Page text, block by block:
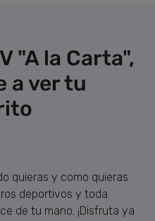
"A la Carta",
a ver tu
quieras y como quieras.
deportivos y toda
de tu mano. ¡Disfruta ya